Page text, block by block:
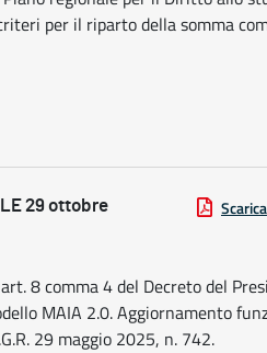
per il riparto della somma
29 ottobre
Scarica
8 comma 4 del Decreto del
MAIA 2.0. Aggiornamento
29 maggio 2025, n. 742.